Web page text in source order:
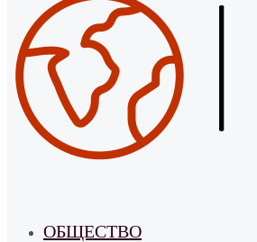
ОБЩЕСТВО